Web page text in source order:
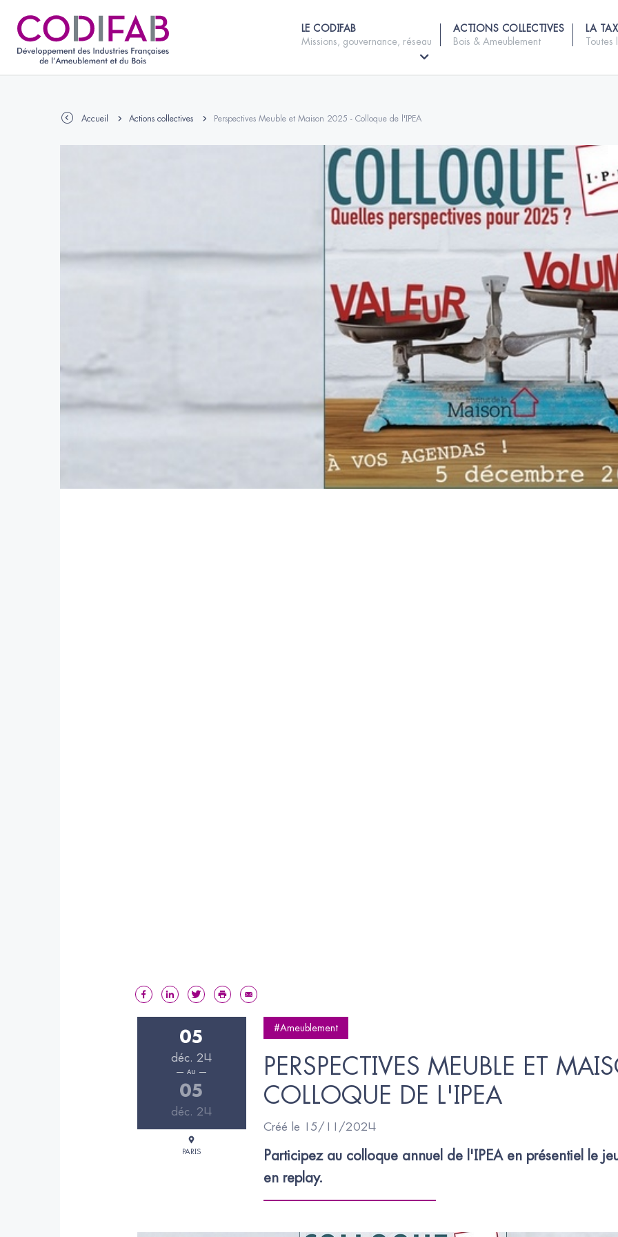
LE CODIFAB
Missions, gouvernance, réseau
ACTIONS COLLECTIVES
Bois & Ameublement
LA
Accueil Actions collectives Perspectives Meuble et Maison 2025 - Colloque de l'IPEA
05
déc. 24
AU
05
déc. 24
PARIS
#Ameublement
PERSPECTIVES MEUBLE ET
COLLOQUE DE L'IPEA
Créé le 15/11/2024
Participez au colloque annuel de l'IPEA en présentiel le
en replay.